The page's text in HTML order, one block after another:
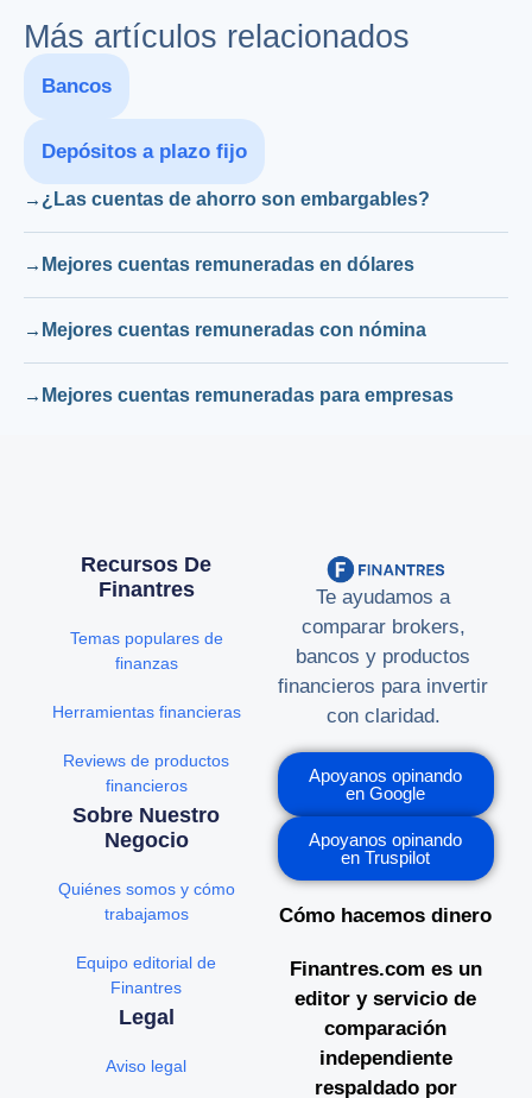
Más artículos relacionados
Bancos
Depósitos a plazo fijo
¿Las cuentas de ahorro son embargables?
Mejores cuentas remuneradas en dólares
Mejores cuentas remuneradas con nómina
Mejores cuentas remuneradas para empresas
Te ayudamos a
comparar brokers,
bancos y productos
financieros para invertir
con claridad.
Apoyanos opinando
en Google
Apoyanos opinando
en Truspilot
Cómo hacemos dinero
Finantres.com es un
editor y servicio de
comparación
independiente
respaldado por
Recursos De
Finantres
Temas populares de
finanzas
Herramientas financieras
Reviews de productos
financieros
Sobre Nuestro
Negocio
Quiénes somos y cómo
trabajamos
Equipo editorial de
Finantres
Legal
Aviso legal